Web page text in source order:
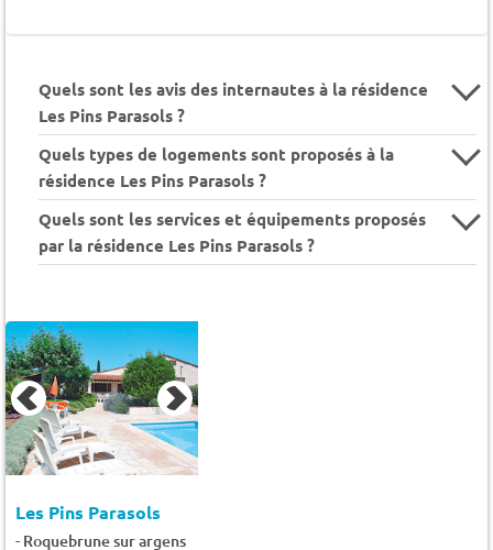
Quels sont les avis des internautes à la résidence
Les Pins Parasols ?
Quels types de logements sont proposés à la
résidence Les Pins Parasols ?
Quels sont les services et équipements proposés
par la résidence Les Pins Parasols ?
Les Pins Parasols
- Roquebrune sur argens